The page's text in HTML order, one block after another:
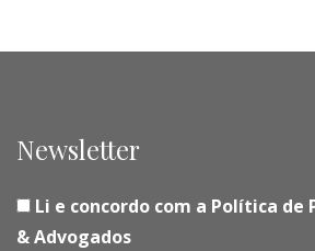
Newsletter
Li e concordo com a Política de
& Advogados